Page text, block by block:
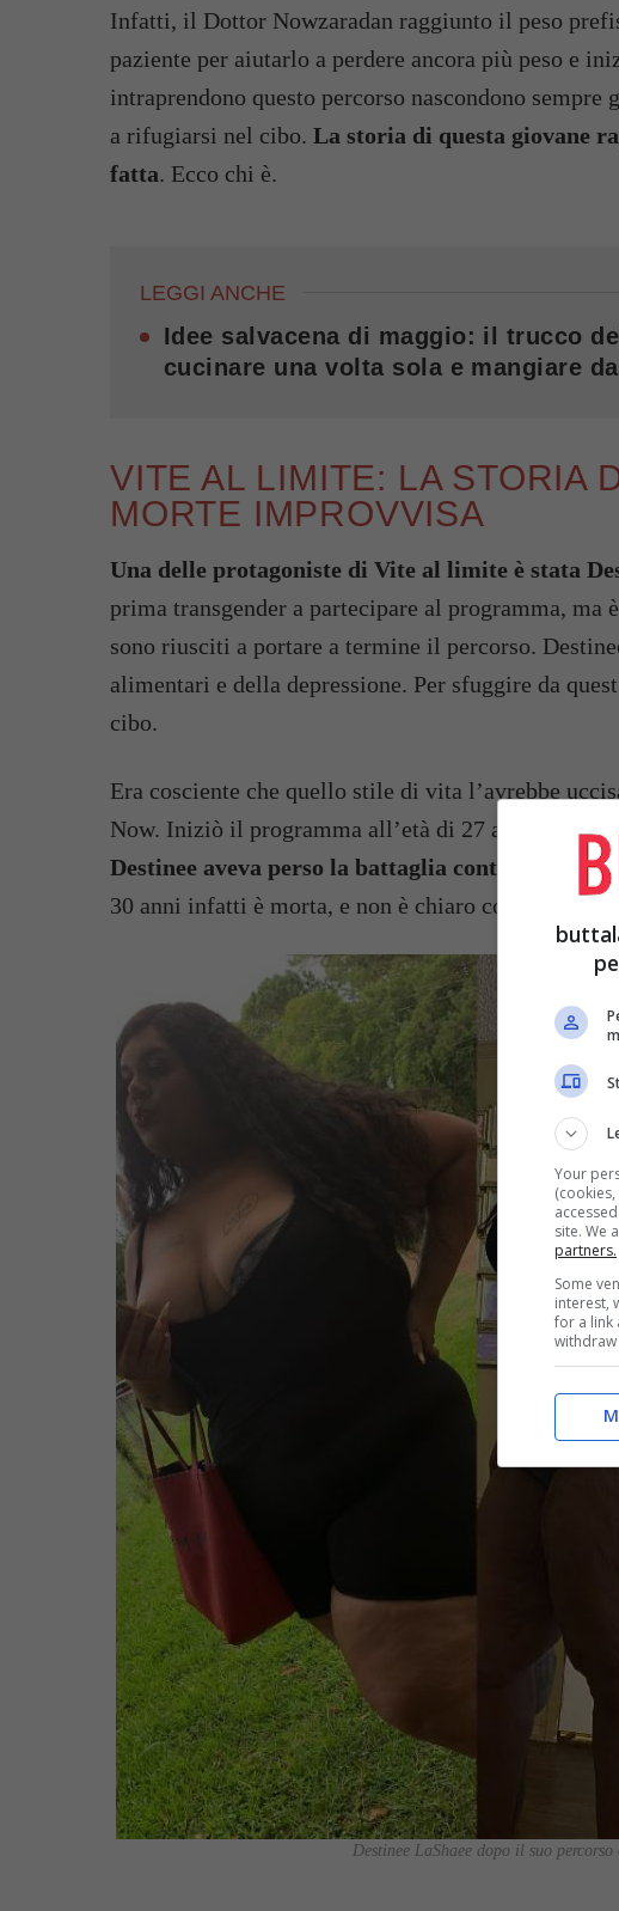
Infatti, il Dottor Nowzaradan raggiunto il peso
paziente per aiutarlo a perdere ancora più peso e
intraprendono questo percorso nascondono
a rifugiarsi nel cibo. La storia di questa giovane
fatta. Ecco chi è.
LEGGI ANCHE
Idee salvacena di maggio: il trucco
cucinare una volta sola e mangiare
VITE AL LIMITE: LA STORIA
MORTE IMPROVVISA
Una delle protagoniste di Vite al limite è stata
prima transgender a partecipare al programma, ma
sono riusciti a portare a termine il percorso.
alimentari e della depressione. Per sfuggire da
cibo.
Era cosciente che quello stile di vita l’avrebbe
Now. Iniziò il programma all’età di 27 anni e
Destinee aveva perso la battaglia contro il suo
30 anni infatti è morta, e non è chiaro come sia
Destinee LaShaee dopo il suo
Your
site. We
partners.
Some
interest,
for a link
withdraw